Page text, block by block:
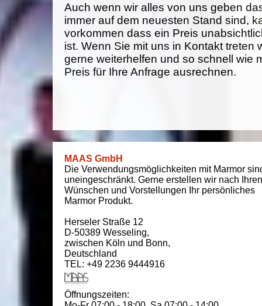
Auch wenn wir alles von uns geben
immer auf dem neuesten Stand sind,
vorkommen dass ein Preis
ist. Wenn Sie mit uns in Kontakt treten
gerne weiterhelfen und so schnell wie
Preis für Ihre Anfrage ausrechnen.
MAAS GmbH
Die Verwendungsmöglichkeiten mit Marmor
uneingeschränkt. Gerne erstellen wir nach Ihren
Wünschen und Vorstellungen Ihr persönliches
Marmor Produkt.
Herseler Straße 12
D-50389 Wesseling,
zwischen Köln und Bonn,
Deutschland
TEL: +49 2236 9444916
Öffnungszeiten: